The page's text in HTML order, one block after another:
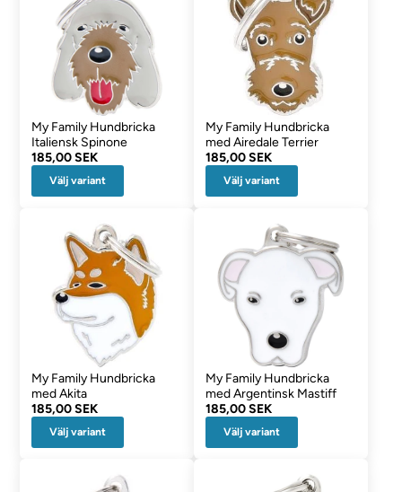
My Family Hundbricka
Italiensk Spinone
185,00 SEK
Välj variant
My Family Hundbricka
med Airedale Terrier
185,00 SEK
Välj variant
My Family Hundbricka
med Akita
185,00 SEK
Välj variant
My Family Hundbricka
med Argentinsk Mastiff
185,00 SEK
Välj variant